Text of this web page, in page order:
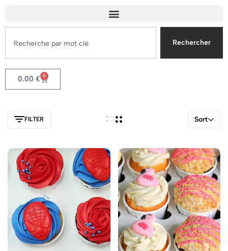
Rechercher
0.00 € 0
FILTER Sort